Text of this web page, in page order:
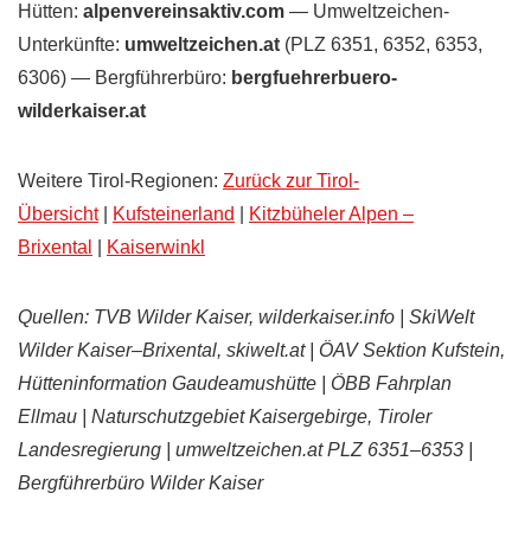
Hütten: alpenvereinsaktiv.com — Umweltzeichen-
Unterkünfte: umweltzeichen.at (PLZ 6351, 6352, 6353,
6306) — Bergführerbüro: bergfuehrerbuero-
wilderkaiser.at
Weitere Tirol-Regionen: Zurück zur Tirol-
Übersicht| Kufsteinerland
Kitzbüheler Alpen –
Brixental
Kaiserwinkl
Quellen: TVB Wilder Kaiser, wilderkaiser.info | SkiWelt
Wilder Kaiser–Brixental, skiwelt.at | ÖAV Sektion Kufstein,
Hütteninformation Gaudeamushütte | ÖBB Fahrplan
Ellmau | Naturschutzgebiet Kaisergebirge, Tiroler
Landesregierung | umweltzeichen.at PLZ 6351–6353 |
Bergführerbüro Wilder Kaiser